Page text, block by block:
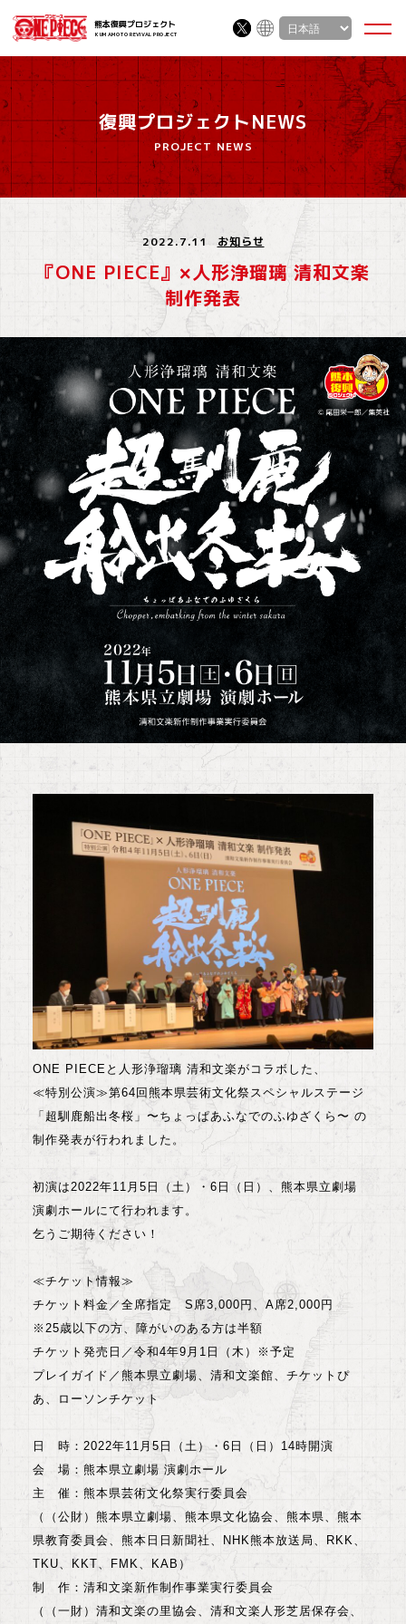
熊本復興プロジェクト
KUMAMOTO REVIVAL PROJECT
復興プロジェクトNEWS
PROJECT NEWS
2022.7.11 お知らせ
『ONE PIECE』×人形浄瑠璃 清和文楽
制作発表
ONE PIECEと人形浄瑠璃 清和文楽がコラボした、
≪特別公演≫第64回熊本県芸術文化祭スペシャルステージ
「超馴鹿船出冬桜」〜ちょっぱあふなでのふゆざくら〜 の
制作発表が行われました。
初演は2022年11月5日（土）・6日（日）、熊本県立劇場
演劇ホールにて行われます。
乞うご期待ください！
≪チケット情報≫
チケット料金／全席指定 S席3,000円、A席2,000円
※25歳以下の方、障がいのある方は半額
チケット発売日／令和4年9月1日（木）※予定
プレイガイド／熊本県立劇場、清和文楽館、チケットぴ
あ、ローソンチケット
日 時：2022年11月5日（土）・6日（日）14時開演
会 場：熊本県立劇場 演劇ホール
主 催：熊本県芸術文化祭実行委員会
（（公財）熊本県立劇場、熊本県文化協会、熊本県、熊本
県教育委員会、熊本日日新聞社、NHK熊本放送局、RKK、
TKU、KKT、FMK、KAB）
制 作：清和文楽新作制作事業実行委員会
（（一財）清和文楽の里協会、清和文楽人形芝居保存会、